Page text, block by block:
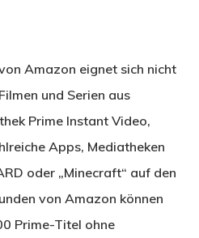
Amazon eignet sich nicht
und Serien aus
Prime Instant Video,
Apps, Mediatheken
oder „Minecraft“ auf den
von Amazon können
Prime-Titel ohne